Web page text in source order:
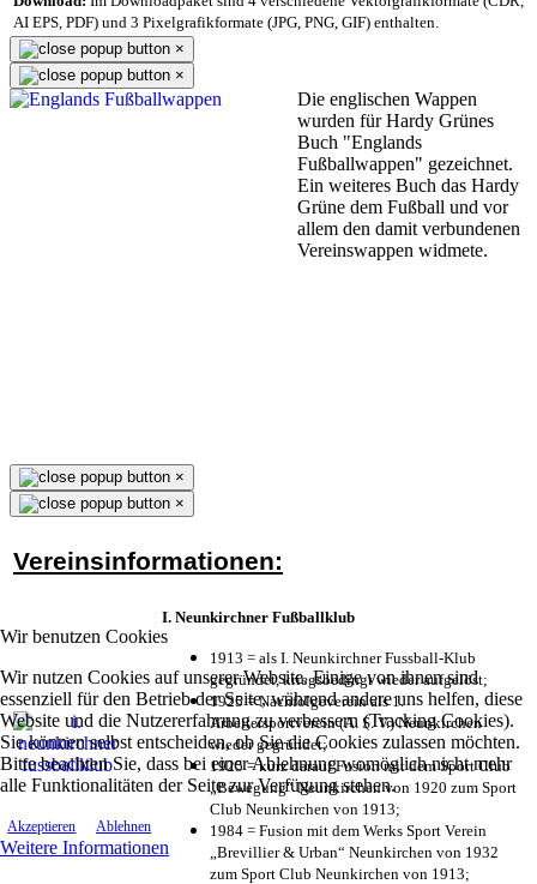
Wir benutzen Cookies
Wir nutzen Cookies auf unserer Website. Einige von ihnen sind
essenziell für den Betrieb der Seite, während andere uns helfen, diese
Website und die Nutzererfahrung zu verbessern (Tracking Cookies).
Sie können selbst entscheiden, ob Sie die Cookies zulassen möchten.
Bitte beachten Sie, dass bei einer Ablehnung womöglich nicht mehr
alle Funktionalitäten der Seite zur Verfügung stehen.
Akzeptieren Ablehnen
Weitere Informationen
AI EPS, PDF) und 3 Pixelgrafikformate (JPG, PNG, GIF) enthalten.
×
×
Die englischen Wappen
wurden für Hardy Grünes
Buch "Englands
Fußballwappen" gezeichnet.
Ein weiteres Buch das Hardy
Grüne dem Fußball und vor
allem den damit verbundenen
Vereinswappen widmete.
×
×
Vereinsinformationen:
I. Neunkirchner Fußballklub
1913 = als I. Neunkirchner Fussball-Klub
gegründet, kriegsbedingt wieder aufgelöst;
1925 = Nachfolgeverein als 1.
Arbeitersportverein (A. S. V.) Neunkirchen
wieder gegründet;
1925 = kurz darauf Fusion mit dem Sport Club
„Bewegung“ Neunkirchen von 1920 zum Sport
Club Neunkirchen von 1913;
1984 = Fusion mit dem Werks Sport Verein
„Brevillier & Urban“ Neunkirchen von 1932
zum Sport Club Neunkirchen von 1913;